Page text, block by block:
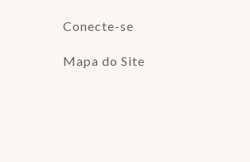
Conecte-se
Mapa do Site